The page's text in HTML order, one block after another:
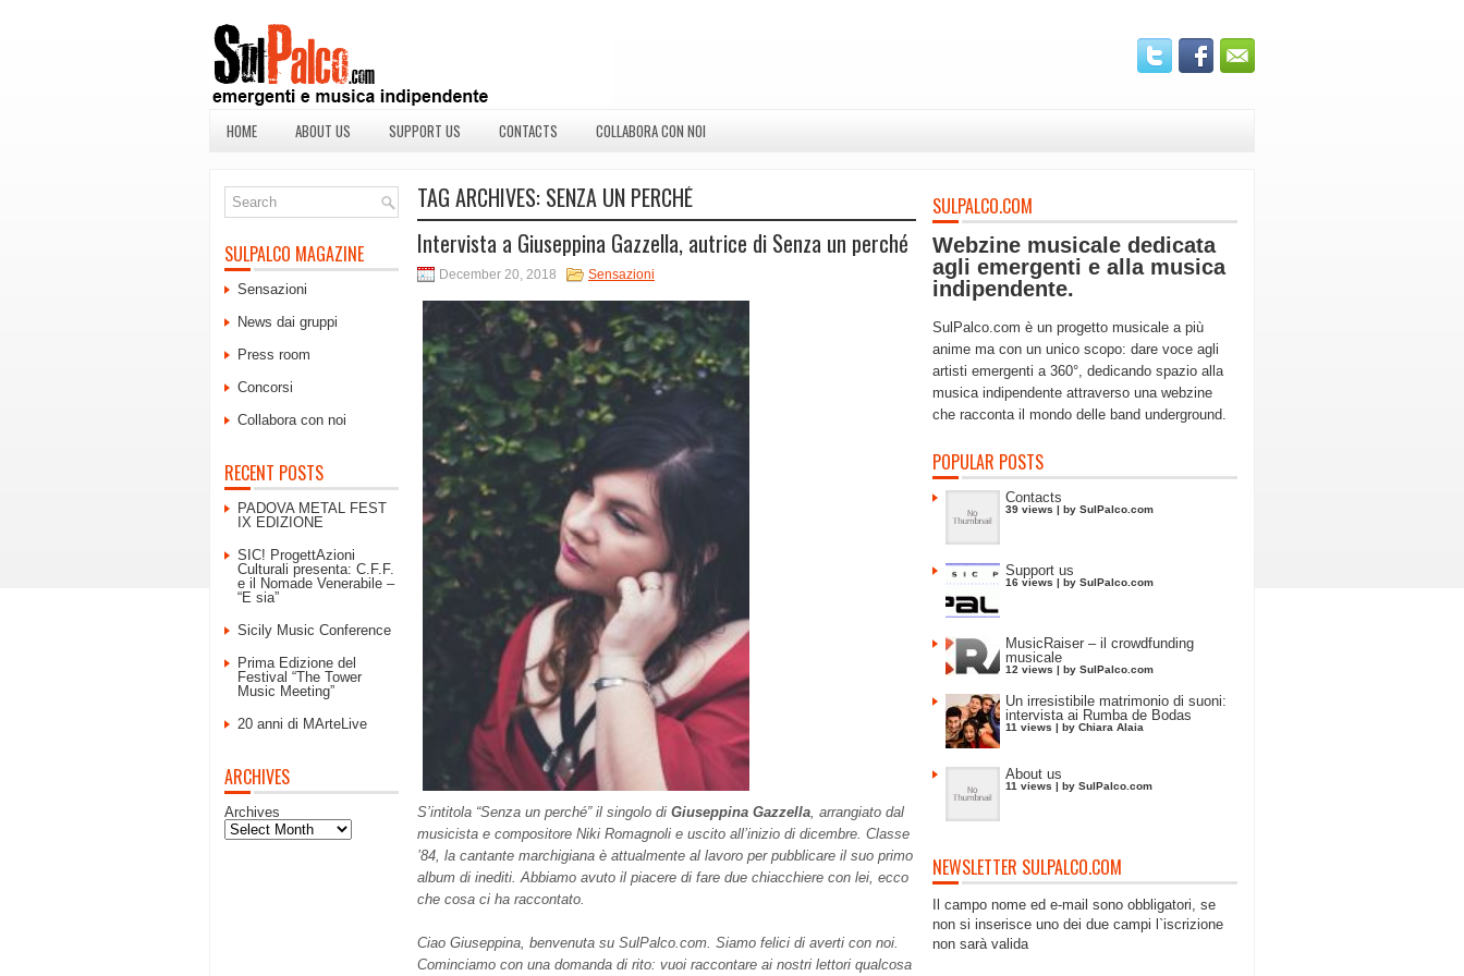
HOME ABOUT US SUPPORT US CONTACTS COLLABORA CON NOI
TAG ARCHIVES: SENZA UN PERCHÉ
Intervista a Giuseppina Gazzella, autrice di Senza un perché
December 20, 2018 Sensazioni
S’intitola “Senza un perché” il singolo di Giuseppina Gazzella, arrangiato dal
musicista e compositore Niki Romagnoli e uscito all’inizio di dicembre. Classe
’84, la cantante marchigiana è attualmente al lavoro per pubblicare il suo primo
album di inediti. Abbiamo avuto il piacere di fare due chiacchiere con lei, ecco
che cosa ci ha raccontato.
Ciao Giuseppina, benvenuta su SulPalco.com. Siamo felici di averti con noi.
Cominciamo con una domanda di rito: vuoi raccontare ai nostri lettori qualcosa
SULPALCO MAGAZINE
Sensazioni
News dai gruppi
Press room
Concorsi
Collabora con noi
RECENT POSTS
PADOVA METAL FEST
IX EDIZIONE
SIC! ProgettAzioni
Culturali presenta: C.F.F.
e il Nomade Venerabile –
“E sia”
Sicily Music Conference
Prima Edizione del
Festival “The Tower
Music Meeting”
20 anni di MArteLive
ARCHIVES
Archives
SULPALCO.COM
Webzine musicale dedicata
agli emergenti e alla musica
indipendente.
SulPalco.com è un progetto musicale a più
anime ma con un unico scopo: dare voce agli
artisti emergenti a 360°, dedicando spazio alla
musica indipendente attraverso una webzine
che racconta il mondo delle band underground.
POPULAR POSTS
Contacts
39 views | by SulPalco.com
Support us
16 views | by SulPalco.com
MusicRaiser – il crowdfunding
musicale
12 views | by SulPalco.com
Un irresistibile matrimonio di suoni:
intervista ai Rumba de Bodas
11 views | by Chiara Alaia
About us
11 views | by SulPalco.com
NEWSLETTER SULPALCO.COM
Il campo nome ed e-mail sono obbligatori, se
non si inserisce uno dei due campi l`iscrizione
non sarà valida